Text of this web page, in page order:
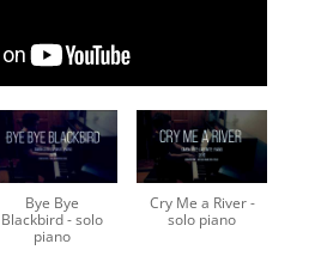
Bye Bye
Blackbird - solo
piano
Cry Me a River -
solo piano